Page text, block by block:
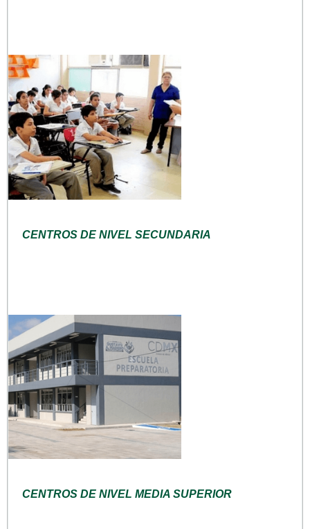
CENTROS DE NIVEL SECUNDARIA
CENTROS DE NIVEL MEDIA SUPERIOR